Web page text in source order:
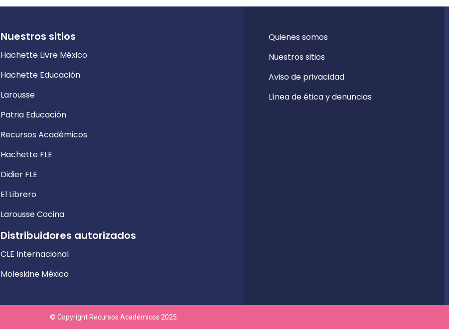
Nuestros sitios
Hachette Livre México
Hachette Educación
Larousse
Patria Educación
Recursos Académicos
Hachette FLE
Didier FLE
El Librero
Larousse Cocina
Distribuidores autorizados
CLE Internacional
Moleskine México
Quienes somos
Nuestros sitios
Aviso de privacidad
Línea de ética y denuncias
© Copyright Recursos Académicos 2025.